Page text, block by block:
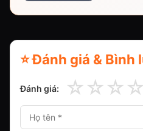
⭐ Đánh giá & Bình
Đánh giá: ☆ ☆ ☆ ☆